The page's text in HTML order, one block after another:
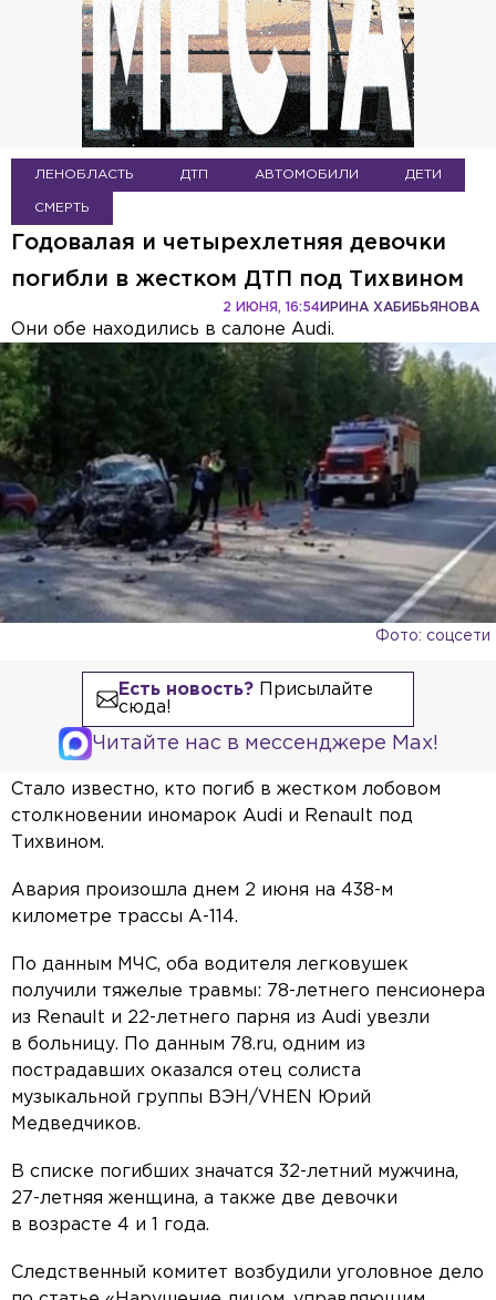
ЛЕНОБЛАСТЬ ДТП АВТОМОБИЛИ ДЕТИ
СМЕРТЬ
Годовалая и четырехлетняя девочки
погибли в жестком ДТП под Тихвином
ИРИНА ХАБИБЬЯНОВА
2 ИЮНЯ, 16:54
Они обе находились в салоне Audi.
Фото: соцсети
Есть новость?Присылайте
сюда!
Читайте нас в мессенджере Max!
Стало известно, кто погиб в жестком лобовом
столкновении иномарок Audi и Renault под
Тихвином.
Авария произошла днем 2 июня на 438-м
километре трассы А-114.
По данным МЧС, оба водителя легковушек
получили тяжелые травмы: 78-летнего пенсионера
из Renault и 22-летнего парня из Audi увезли
в больницу. По данным 78.ru, одним из
пострадавших оказался отец солиста
музыкальной группы ВЭН/VHEN Юрий
Медведчиков.
В списке погибших значатся 32-летний мужчина,
27-летняя женщина, а также две девочки
в возрасте 4 и 1 года.
Следственный комитет возбудили уголовное дело